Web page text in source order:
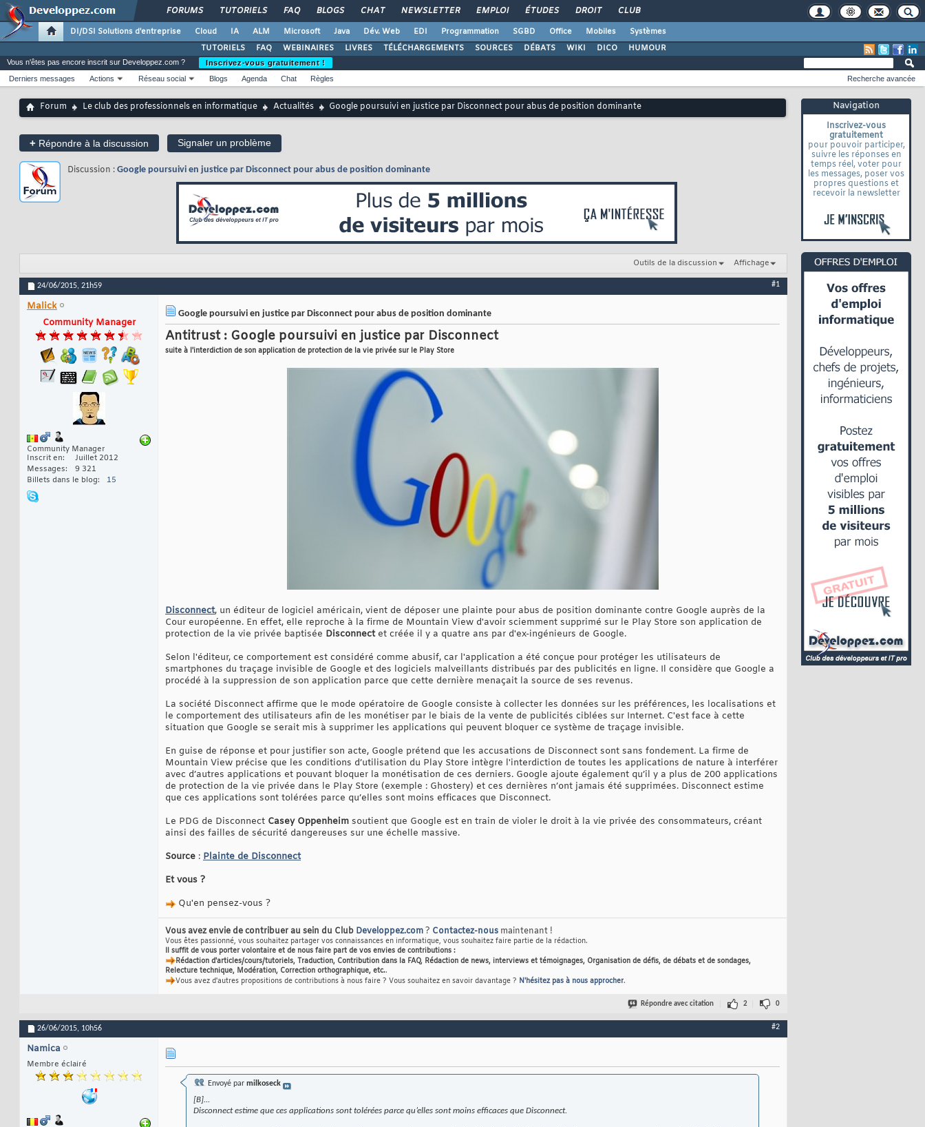
FORUMS TUTORIELS FAQ BLOGS CHAT NEWSLETTER EMPLOI ÉTUDES DROIT CLUB
DI/DSI Solutions d'entreprise Cloud IA ALM Microsoft Java Dév. Web EDI Programmation SGBD Office Mobiles
Systèmes
TUTORIELS
FAQ WEBINAIRES LIVRES TÉLÉCHARGEMENTS SOURCES DÉBATS WIKI DICO HUMOUR
Navigation
Inscrivez-vous
gratuitement
pour pouvoir participer,
suivre les réponses en
temps réel, voter pour
les messages, poser vos
propres questions et
recevoir la newsletter
Vous n'êtes pas encore inscrit sur Developpez.com ?
Inscrivez-vous gratuitement !
Derniers messages
Actions Réseau social Blogs Agenda Chat Règles Recherche avancée
Forum Le club des professionnels en informatique Actualités Google poursuivi en justice par Disconnect pour abus de position dominante
+ Répondre à la discussion Signaler un problème
Discussion : Google poursuivi en justice par Disconnect pour abus de position dominante
Outils de la discussion Affichage
24/06/2015, 21h59 #1
Malick
Community Manager
Community Manager
Inscrit en
Juillet 2012
Messages
9 321
Billets dans le blog
15
Google poursuivi en justice par Disconnect pour abus de position dominante
Antitrust : Google poursuivi en justice par Disconnect
suite à l'interdiction de son application de protection de la vie privée sur le Play Store
Disconnect, un éditeur de logiciel américain, vient de déposer une plainte pour abus de position dominante contre Google auprès de la
Cour européenne. En effet, elle reproche à la firme de Mountain View d'avoir sciemment supprimé sur le Play Store son application de
protection de la vie privée baptisée Disconnectet créée il y a quatre ans par d'ex-ingénieurs de Google.
Selon l'éditeur, ce comportement est considéré comme abusif, car l'application a été conçue pour protéger les utilisateurs de
smartphones du traçage invisible de Google et des logiciels malveillants distribués par des publicités en ligne. Il considère que Google a
procédé à la suppression de son application parce que cette dernière menaçait la source de ses revenus.
La société Disconnect affirme que le mode opératoire de Google consiste à collecter les données sur les préférences, les localisations et
le comportement des utilisateurs afin de les monétiser par le biais de la vente de publicités ciblées sur Internet. C'est face à cette
situation que Google se serait mis à supprimer les applications qui peuvent bloquer ce système de traçage invisible.
En guise de réponse et pour justifier son acte, Google prétend que les accusations de Disconnect sont sans fondement. La firme de
Mountain View précise que les conditions d’utilisation du Play Store intègre l'interdiction de toutes les applications de nature à interférer
avec d’autres applications et pouvant bloquer la monétisation de ces derniers. Google ajoute également qu’il y a plus de 200 applications
de protection de la vie privée dans le Play Store (exemple : Ghostery) et ces dernières n’ont jamais été supprimées. Disconnect estime
que ces applications sont tolérées parce qu’elles sont moins efficaces que Disconnect.
Le PDG de Disconnect Casey Oppenheim soutient que Google est en train de violer le droit à la vie privée des consommateurs, créant
ainsi des failles de sécurité dangereuses sur une échelle massive.
Source : Plainte de Disconnect
Et vous ?
Qu'en pensez-vous ?
Vous avez envie de contribuer au sein du Club Developpez.com? Contactez-nous maintenant !
Vous êtes passionné, vous souhaitez partager vos connaissances en informatique, vous souhaitez faire partie de la rédaction.
Il suffit de vous porter volontaire et de nous faire part de vos envies de contributions :
Rédaction d'articles/cours/tutoriels, Traduction, Contribution dans la FAQ, Rédaction de news, interviews et témoignages, Organisation de défis, de débats et de sondages,
Relecture technique, Modération, Correction orthographique, etc..
Vous avez d'autres propositions de contributions à nous faire ? Vous souhaitez en savoir davantage ? N'hésitez pas à nous approcher.
Répondre avec citation 2 0
26/06/2015, 10h56 #2
Namica
Membre éclairé
Envoyé par milkoseck
[B]...
Disconnect estime que ces applications sont tolérées parce qu’elles sont moins efficaces que Disconnect.